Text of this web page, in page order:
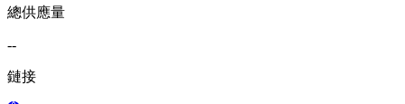
總供應量
--
鏈接